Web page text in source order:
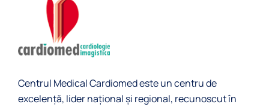
Centrul Medical Cardiomed este un centru de
excelență, lider naţional și regional, recunoscut în